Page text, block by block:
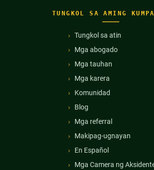
TUNGKOL SA AMING
Tungkol sa atin
Mga abogado
Mga tauhan
Mga karera
Komunidad
Blog
Mga referral
Makipag-ugnayan
En Español
Mga Camera ng